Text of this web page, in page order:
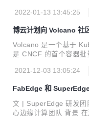
认可的，并值得进...
足行业在实时业务、应
体的顶端。 根据计算能
轻边缘：计算能力受限
地理位置分散，⽐如智
安全性有⼀定要求，比
2022-01-13 13:45:25
博云计划向 Volcano 社
Volcano 是一个基于
是 CNCF 的首个容器
很好的支持。它提供面
生命周期管理、异构硬
能力，目前在很多领域
持几乎所有的主流计算
w、Kubeflow、MPI、
2021-12-03 13:05:24
FabEdge 和 SuperEdge
ervice互访和Pod直通
文 | SuperEdge 研发团
心边缘计算团队 背景